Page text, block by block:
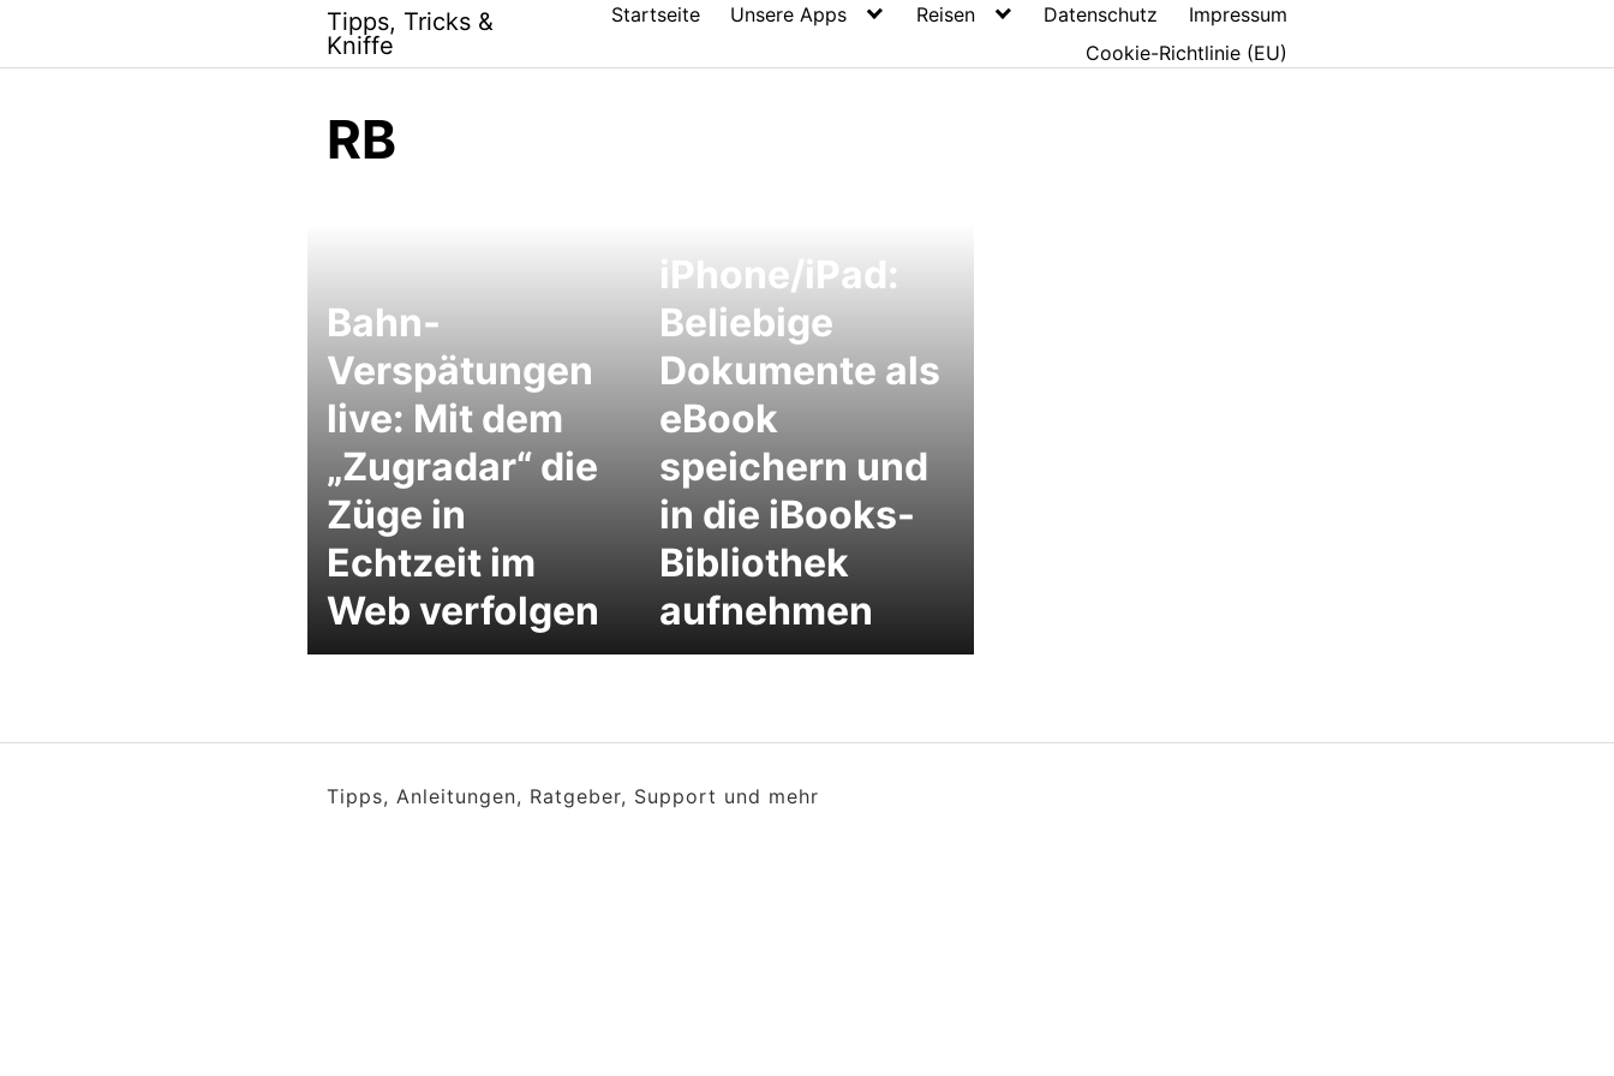
content
Tipps, Tricks &
Kniffe
Startseite Unsere Apps Reisen Datenschutz
Impressum
Cookie-Richtlinie (EU)
RB
Bahn-
Verspätungen
live: Mit dem
„Zugradar“ die
Züge in
Echtzeit im
Web verfolgen
iPhone/iPad:
Beliebige
Dokumente als
eBook
speichern und
in die iBooks-
Bibliothek
aufnehmen
Tipps, Anleitungen, Ratgeber, Support und mehr